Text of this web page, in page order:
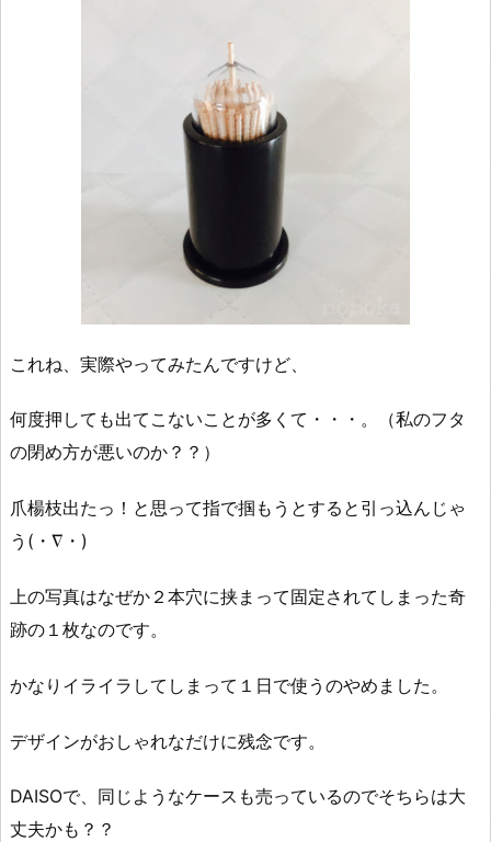
これね、実際やってみたんですけど、
何度押しても出てこないことが多くて・・・。（私のフタ
の閉め方が悪いのか？？）
爪楊枝出たっ！と思って指で掴もうとすると引っ込んじゃ
う(・∇・)
上の写真はなぜか２本穴に挟まって固定されてしまった奇
跡の１枚なのです。
かなりイライラしてしまって１日で使うのやめました。
デザインがおしゃれなだけに残念です。
DAISOで、同じようなケースも売っているのでそちらは大
丈夫かも？？